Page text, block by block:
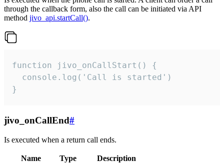
through the callback form, also the call can be initiated via API
method jivo_api.startCall().
function jivo_onCallStart() {
  console.log('Call is started')
}
jivo_onCallEnd#
Is executed when a return call ends.
Name Type
Description